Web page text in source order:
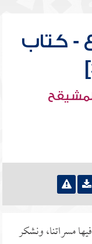
- كتاب
مسراتنا، ونشكر